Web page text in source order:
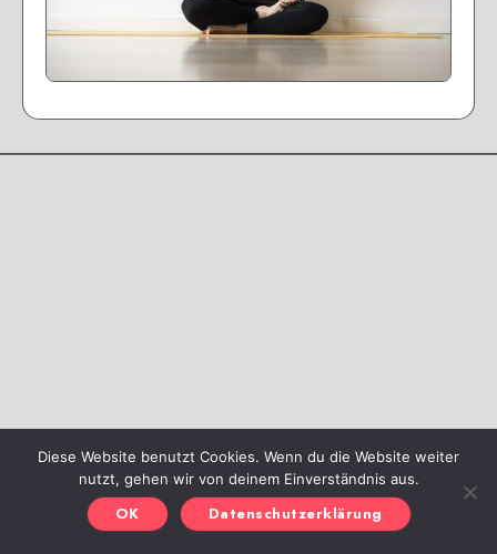
Diese Website benutzt Cookies. Wenn du die Website weiter
nutzt, gehen wir von deinem Einverständnis aus.
OK Datenschutzerklärung